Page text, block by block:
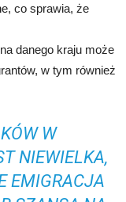
co sprawia, że
danego kraju może
w tym również
W
NIEWIELKA,
EMIGRACJA